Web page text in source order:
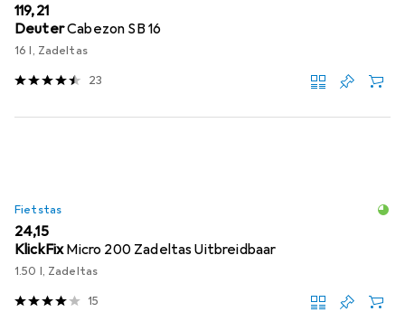
EUR
119,21
DeuterCabezon SB 16
16 l, Zadeltas
23
Fietstas
EUR
24,15
KlickFixMicro 200 Zadeltas Uitbreidbaar
1.50 l, Zadeltas
15